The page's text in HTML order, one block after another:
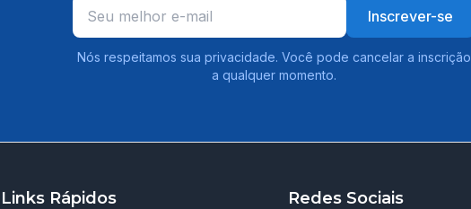
Inscrever-se
Nós respeitamos sua privacidade. Você pode cancelar a inscrição
a qualquer momento.
Links Rápidos Redes Sociais